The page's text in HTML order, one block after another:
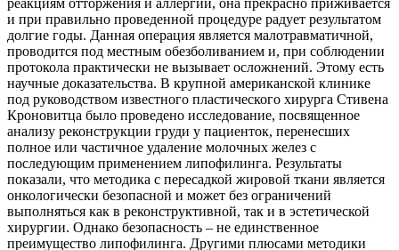
реакциям отторжения и аллергии, она прекрасно приживается
и при правильно проведенной процедуре радует результатом
долгие годы. Данная операция является малотравматичной,
проводится под местным обезболиванием и, при соблюдении
протокола практически не вызывает осложнений. Этому есть
научные доказательства. В крупной американской клинике
под руководством известного пластического хирурга Стивена
Кроновитца было проведено исследование, посвященное
анализу реконструкции груди у пациенток, перенесших
полное или частичное удаление молочных желез с
последующим применением липофилинга. Результаты
показали, что методика с пересадкой жировой ткани является
онкологически безопасной и может без ограничений
выполняться как в реконструктивной, так и в эстетической
хирургии. Однако безопасность – не единственное
преимущество липофилинга. Другими плюсами методики